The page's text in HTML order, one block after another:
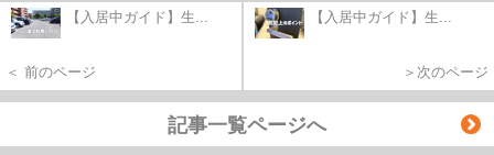
【入居中ガイド】生...
＜ 前のページ
【入居中ガイド】生...
＞次のページ
記事一覧ページへ